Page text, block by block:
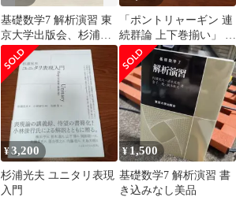
基礎数学7 解析演習 東
京大学出版会、杉浦光
夫、清水英男、金子
晃、岡本和夫
「ポントリャーギン 連
続群論 上下巻揃い」 柴
岡泰光・杉浦光夫・宮
崎功共訳 岩波書店 1981
年6月10日 第21刷発行
重版 ☆リー群/位相群/
微分幾何学/抽象代数/解
析学/数学理論/数理科
学/大学数学/専門書/研
究資料 LUZYQW
ccB47nm17
¥3,200
杉浦光夫 ユニタリ表現
入門
¥1,500
基礎数学7 解析演習 書
き込みなし美品